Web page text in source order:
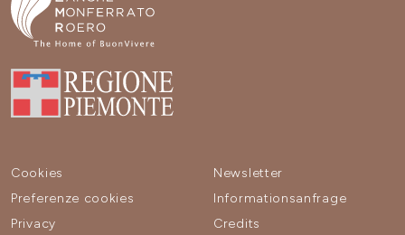
Cookies
Preferenze cookies
Privacy
Newsletter
Informationsanfrage
Credits